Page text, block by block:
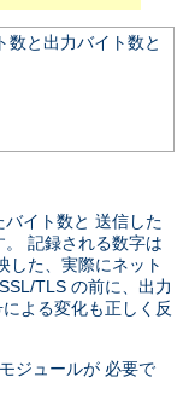
数と出力バイト数と
イト数と 送信した
記録される数字は
した、実際にネット
TLS の前に、出力
よる変化も正しく反
モジュールが 必要で